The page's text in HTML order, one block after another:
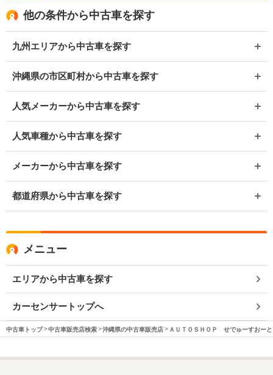
他の条件から中古車を探す
九州エリアから中古車を探す
沖縄県の市区町村から中古車を探す
人気メーカーから中古車を探す
人気車種から中古車を探す
メーカーから中古車を探す
都道府県から中古車を探す
メニュー
エリアから中古車を探す
カーセンサートップへ
中古車トップ 中古車販売店検索 沖縄県の中古車販売店 ＡＵＴＯＳＨＯＰ せでゅーすおーと